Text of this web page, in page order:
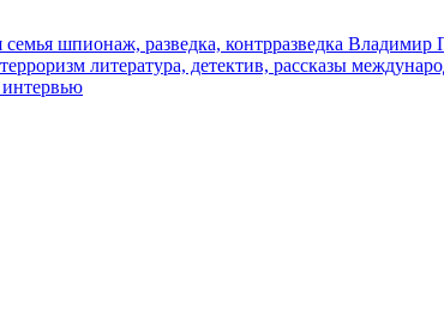
семья шпионаж, разведка, контрразведка Владимир
терроризм литература, детектив, рассказы
интервью